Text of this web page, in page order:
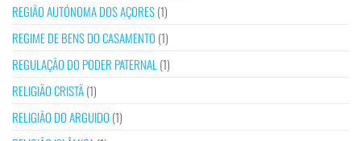
REGIÃO AUTÓNOMA DOS AÇORES(1)
REGIME DE BENS DO CASAMENTO (1)
REGULAÇÃO DO PODER PATERNAL (1)
RELIGIÃO CRISTÃ(1)
RELIGIÃO DO ARGUIDO (1)